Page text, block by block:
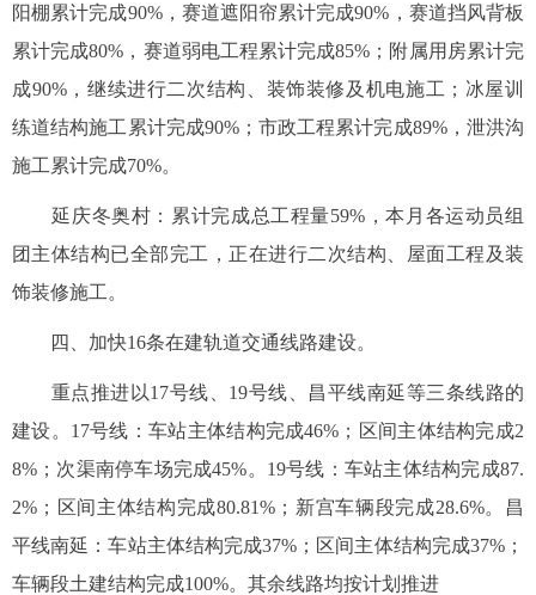
阳棚累计完成90%，赛道遮阳帘累计完成90%，赛道挡风背板
累计完成80%，赛道弱电工程累计完成85%；附属用房累计完
成90%，继续进行二次结构、装饰装修及机电施工；冰屋训
练道结构施工累计完成90%；市政工程累计完成89%，泄洪沟
施工累计完成70%。
延庆冬奥村：累计完成总工程量59%，本月各运动员组
团主体结构已全部完工，正在进行二次结构、屋面工程及装
饰装修施工。
四、加快16条在建轨道交通线路建设。
重点推进以17号线、19号线、昌平线南延等三条线路的
建设。17号线：车站主体结构完成46%；区间主体结构完成2
8%；次渠南停车场完成45%。19号线：车站主体结构完成87.
2%；区间主体结构完成80.81%；新宫车辆段完成28.6%。昌
平线南延：车站主体结构完成37%；区间主体结构完成37%；
车辆段土建结构完成100%。其余线路均按计划推进